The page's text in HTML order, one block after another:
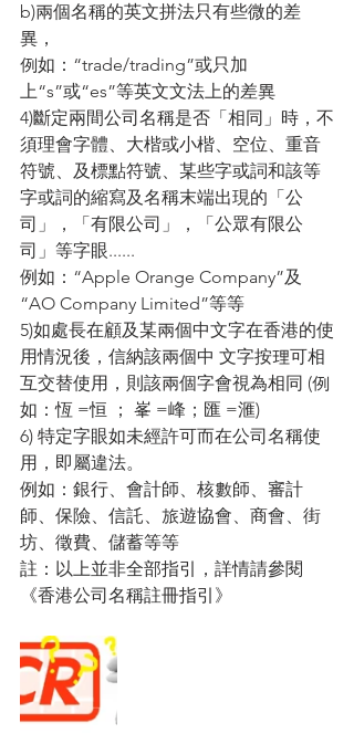
b)兩個名稱的英文拼法只有些微的差
異，
例如：“trade/trading”或只加
上“s”或“es”等英文文法上的差異
4)斷定兩間公司名稱是否「相同」時，不
須理會字體、大楷或小楷、空位、重音
符號、及標點符號、某些字或詞和該等
字或詞的縮寫及名稱末端出現的「公
司」，「有限公司」，「公眾有限公
司」等字眼......
例如：“Apple Orange Company”及
“AO Company Limited”等等
5)如處長在顧及某兩個中文字在香港的使
用情況後，信納該兩個中 文字按理可相
互交替使用，則該兩個字會視為相同 (例
如：恆 =恒 ； 峯 =峰；匯 =滙)
6) 特定字眼如未經許可而在公司名稱使
用，即屬違法。
例如：銀行、會計師、核數師、審計
師、保險、信託、旅遊協會、商會、街
坊、徵費、儲蓄等等
註：以上並非全部指引，詳情請參閱
《香港公司名稱註冊指引》